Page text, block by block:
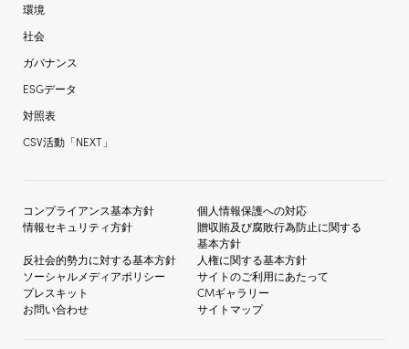
環境
社会
ガバナンス
ESGデータ
対照表
CSV活動「NEXT」
コンプライアンス基本方針
個人情報保護への対応
情報セキュリティ方針
贈収賄及び腐敗行為防止に関する
基本方針
反社会的勢力に対する基本方針
人権に関する基本方針
ソーシャルメディアポリシー
サイトのご利用にあたって
プレスキット
CMギャラリー
お問い合わせ
サイトマップ